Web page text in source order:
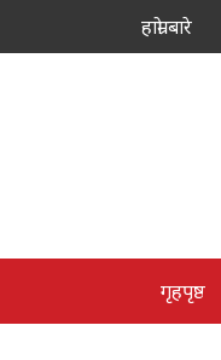
हाम्रो बारे
गृहपृष्ठ